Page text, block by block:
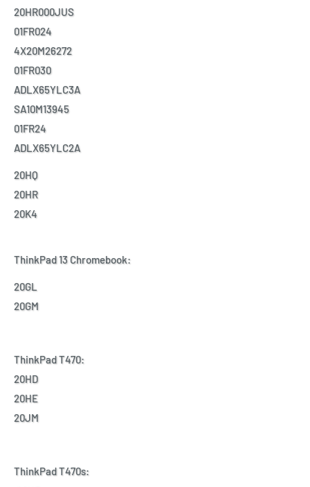
20HR000JUS
01FR024
4X20M26272
01FR030
ADLX65YLC3A
SA10M13945
01FR24
ADLX65YLC2A
20HQ
20HR
20K4
ThinkPad 13 Chromebook:
20GL
20GM
ThinkPad T470:
20HD
20HE
20JM
ThinkPad T470s: